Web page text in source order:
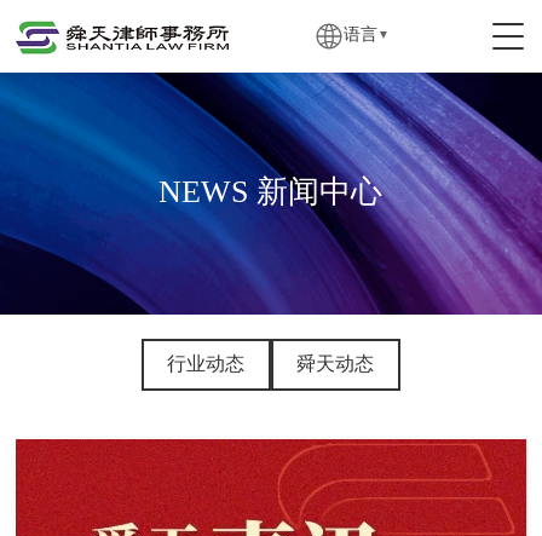
语言 ▼
NEWS 新闻中心
行业动态 舜天动态